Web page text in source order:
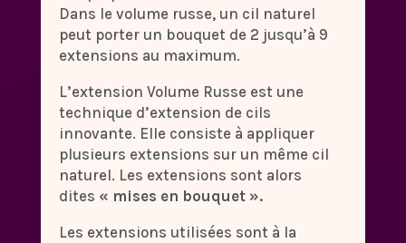
Dans le volume russe, un cil naturel
peut porter un bouquet de 2 jusqu’à 9
extensions au maximum.
L’extension Volume Russe est une
technique d’extension de cils
innovante. Elle consiste à appliquer
plusieurs extensions sur un même cil
naturel. Les extensions sont alors
dites « mises en bouquet ».
Les extensions utilisées sont à la